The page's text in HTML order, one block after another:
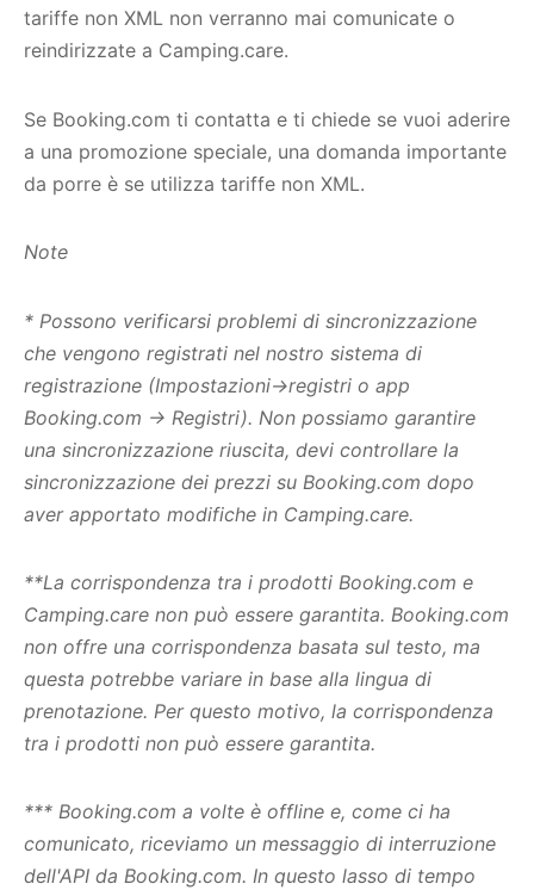
tariffe non XML non verranno mai comunicate o
reindirizzate a Camping.care.
Se Booking.com ti contatta e ti chiede se vuoi aderire
a una promozione speciale, una domanda importante
da porre è se utilizza tariffe non XML.
Note
* Possono verificarsi problemi di sincronizzazione
che vengono registrati nel nostro sistema di
registrazione (Impostazioni->registri o app
Booking.com -> Registri). Non possiamo garantire
una sincronizzazione riuscita, devi controllare la
sincronizzazione dei prezzi su Booking.com dopo
aver apportato modifiche in Camping.care.
**La corrispondenza tra i prodotti Booking.com e
Camping.care non può essere garantita. Booking.com
non offre una corrispondenza basata sul testo, ma
questa potrebbe variare in base alla lingua di
prenotazione. Per questo motivo, la corrispondenza
tra i prodotti non può essere garantita.
*** Booking.com a volte è offline e, come ci ha
comunicato, riceviamo un messaggio di interruzione
dell'API da Booking.com. In questo lasso di tempo